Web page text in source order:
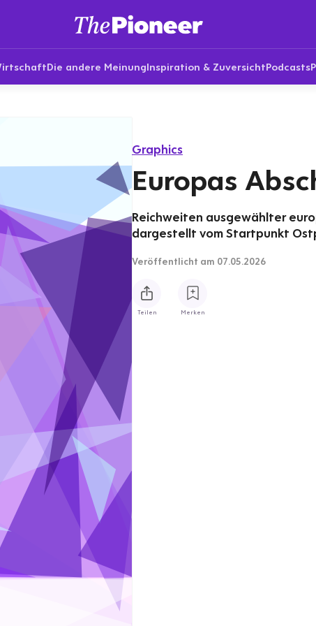
Die andere MeinungInspiration & ZuversichtPodcasts
Graphics
Europas
Reichweiten ausgewählter
dargestellt vom Startpunkt
Veröffentlicht am 07.05.2026
Teilen Merken